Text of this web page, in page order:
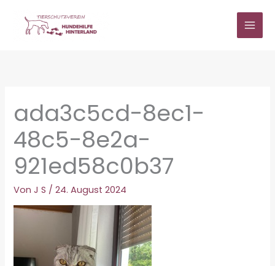
springen
ada3c5cd-8ec1-
48c5-8e2a-
921ed58c0b37
VonJ S /24. August 2024